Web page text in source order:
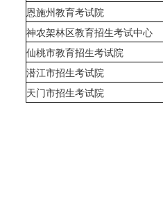
恩施州教育考试院
神农架林区教育招生考试中心
仙桃市教育招生考试院
潜江市招生考试院
天门市招生考试院